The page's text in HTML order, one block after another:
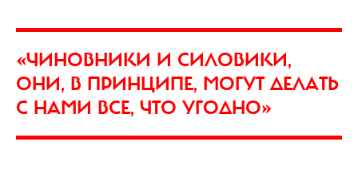
«ЧИНОВНИКИ И СИЛОВИКИ,
ОНИ, В ПРИНЦИПЕ, МОГУТ ДЕЛАТЬ
С НАМИ ВСЕ, ЧТО УГОДНО»